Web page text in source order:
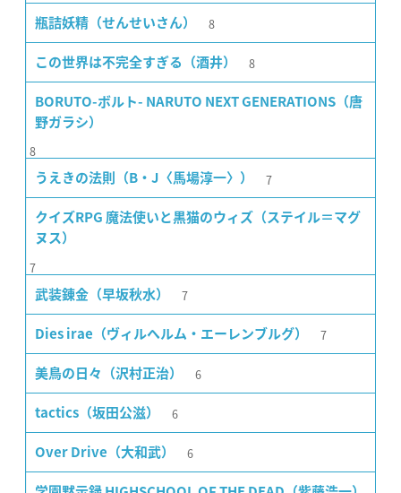
瓶詰妖精（せんせいさん） 8
この世界は不完全すぎる（酒井） 8
BORUTO-ボルト- NARUTO NEXT GENERATIONS（唐
野ガラシ）
8
うえきの法則（B・J〈馬場淳一〉） 7
クイズRPG 魔法使いと黒猫のウィズ（ステイル＝マグ
ヌス）
7
武装錬金（早坂秋水） 7
Dies irae（ヴィルヘルム・エーレンブルグ） 7
美鳥の日々（沢村正治） 6
tactics（坂田公滋） 6
Over Drive（大和武） 6